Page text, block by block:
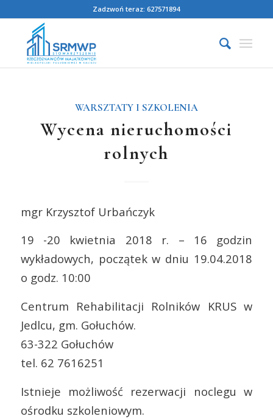
Zadzwoń teraz: 627571894
WARSZTATY I SZKOLENIA
Wycena nieruchomości
rolnych
mgr Krzysztof Urbańczyk
19 -20 kwietnia 2018 r. – 16 godzin
wykładowych, początek w dniu 19.04.2018
o godz. 10:00
Centrum Rehabilitacji Rolników KRUS w
Jedlcu, gm. Gołuchów.
63-322 Gołuchów
tel. 62 7616251
Istnieje możliwość rezerwacji noclegu w
ośrodku szkoleniowym.